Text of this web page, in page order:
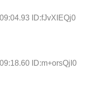
ID:fJvXIEQj0
ID:m+orsQjI0